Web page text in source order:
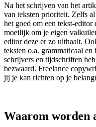
Na het schrijven van het
van teksten prioriteit. Zelfs
het goed om een tekst-
moeilijk om je eigen
editor deze er zo uithaalt.
teksten o.a. grammaticaal
schrijvers en tijdschriften
bezwaard. Freelance
jij je kan richten op je
Waarom worden